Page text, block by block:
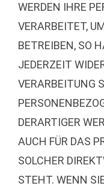
WERDEN IHRE
VERARBEITET,
BETREIBEN, SO
JEDERZEIT
VERARBEITUNG
DERARTIGER
AUCH FÜR DAS
SOLCHER
STEHT. WENN